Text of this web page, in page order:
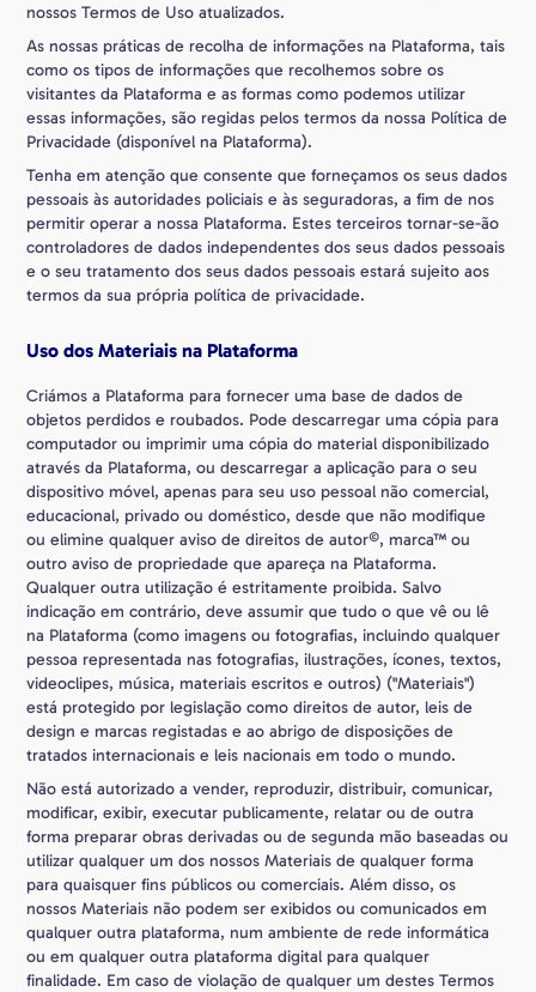
nossos Termos de Uso atualizados.
As nossas práticas de recolha de informações na Plataforma, tais
como os tipos de informações que recolhemos sobre os
visitantes da Plataforma e as formas como podemos utilizar
essas informações, são regidas pelos termos da nossa Política de
Privacidade (disponível na Plataforma).
Tenha em atenção que consente que forneçamos os seus dados
pessoais às autoridades policiais e às seguradoras, a fim de nos
permitir operar a nossa Plataforma. Estes terceiros tornar-se-ão
controladores de dados independentes dos seus dados pessoais
e o seu tratamento dos seus dados pessoais estará sujeito aos
termos da sua própria política de privacidade.
Uso dos Materiais na Plataforma
Criámos a Plataforma para fornecer uma base de dados de
objetos perdidos e roubados. Pode descarregar uma cópia para
computador ou imprimir uma cópia do material disponibilizado
através da Plataforma, ou descarregar a aplicação para o seu
dispositivo móvel, apenas para seu uso pessoal não comercial,
educacional, privado ou doméstico, desde que não modifique
ou elimine qualquer aviso de direitos de autor©, marca™ ou
outro aviso de propriedade que apareça na Plataforma.
Qualquer outra utilização é estritamente proibida. Salvo
indicação em contrário, deve assumir que tudo o que vê ou lê
na Plataforma (como imagens ou fotografias, incluindo qualquer
pessoa representada nas fotografias, ilustrações, ícones, textos,
videoclipes, música, materiais escritos e outros) ("Materiais")
está protegido por legislação como direitos de autor, leis de
design e marcas registadas e ao abrigo de disposições de
tratados internacionais e leis nacionais em todo o mundo.
Não está autorizado a vender, reproduzir, distribuir, comunicar,
modificar, exibir, executar publicamente, relatar ou de outra
forma preparar obras derivadas ou de segunda mão baseadas ou
utilizar qualquer um dos nossos Materiais de qualquer forma
para quaisquer fins públicos ou comerciais. Além disso, os
nossos Materiais não podem ser exibidos ou comunicados em
qualquer outra plataforma, num ambiente de rede informática
ou em qualquer outra plataforma digital para qualquer
finalidade. Em caso de violação de qualquer um destes Termos